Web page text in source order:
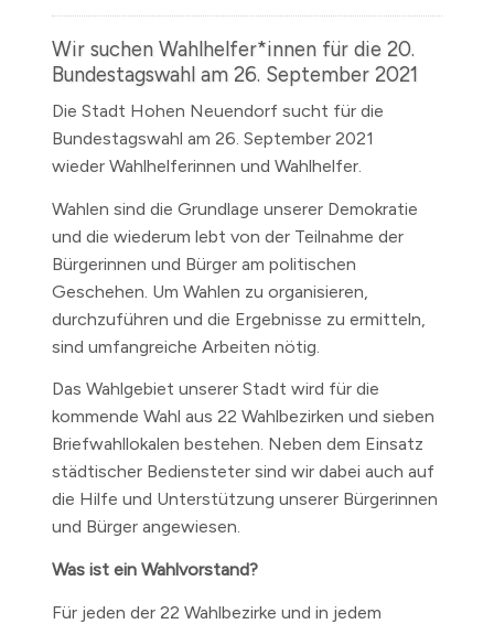
Wir suchen Wahlhelfer*innen für die 20.
Bundestagswahl am 26. September 2021
Die Stadt Hohen Neuendorf sucht für die
Bundestagswahl am 26. September 2021
wieder Wahlhelferinnen und Wahlhelfer.
Wahlen sind die Grundlage unserer Demokratie
und die wiederum lebt von der Teilnahme der
Bürgerinnen und Bürger am politischen
Geschehen. Um Wahlen zu organisieren,
durchzuführen und die Ergebnisse zu ermitteln,
sind umfangreiche Arbeiten nötig.
Das Wahlgebiet unserer Stadt wird für die
kommende Wahl aus 22 Wahlbezirken und sieben
Briefwahllokalen bestehen. Neben dem Einsatz
städtischer Bediensteter sind wir dabei auch auf
die Hilfe und Unterstützung unserer Bürgerinnen
und Bürger angewiesen.
Was ist ein Wahlvorstand?
Für jeden der 22 Wahlbezirke und in jedem